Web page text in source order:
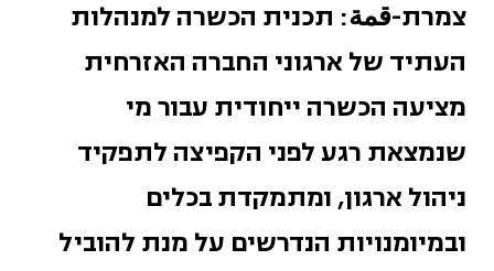
צמרת-قمة: תכנית הכשרה למנהלות
העתיד של ארגוני החברה האזרחית
מציעה הכשרה ייחודית עבור מי
שנמצאת רגע לפני הקפיצה לתפקיד
ניהול ארגון, ומתמקדת בכלים
ובמיומנויות הנדרשים על מנת להוביל